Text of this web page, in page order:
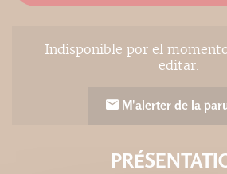
Indisponible por el
editar.
M'alerter de la